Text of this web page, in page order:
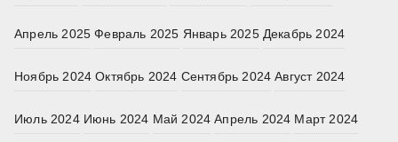
Апрель 2025 Февраль 2025 Январь 2025 Декабрь 2024
Ноябрь 2024 Октябрь 2024 Сентябрь 2024 Август 2024
Июль 2024 Июнь 2024 Май 2024 Апрель 2024 Март 2024